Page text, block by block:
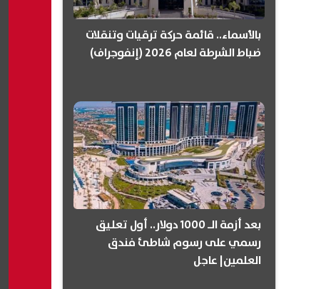
بالأسماء.. قائمة حركة ترقيات وتنقلات
ضباط الشرطة لعام 2026 (إنفوجراف)
بعد أزمة الـ 1000 دولار.. أول تعليق
رسمي على رسوم شاطئ فندق
العلمين| عاجل